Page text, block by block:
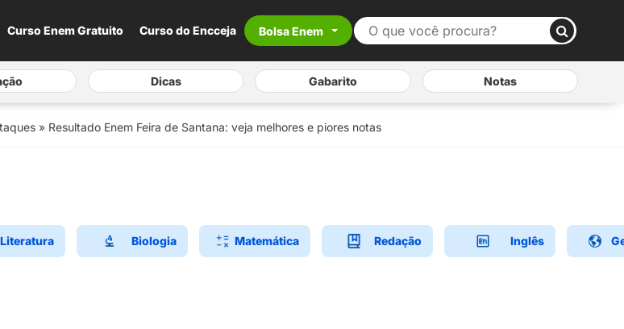
Curso Enem Gratuito Curso do Encceja Bolsa Enem
Dicas Gabarito Notas
» Resultado Enem Feira de Santana: veja melhores e piores notas
Literatura Biologia Matemática Redação Inglês